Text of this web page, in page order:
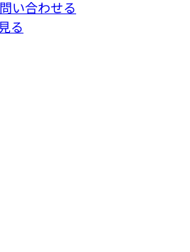
い合わせる
る